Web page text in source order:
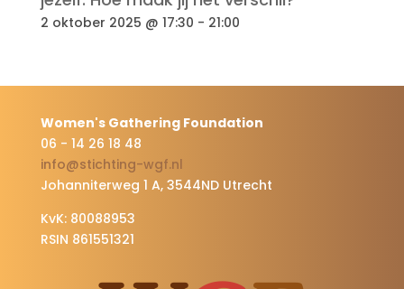
2 oktober 2025 @ 17:30 - 21:00
Women's Gathering Foundation
06 - 14 26 18 48
info@stichting-wgf.nl
Johanniterweg 1 A, 3544ND Utrecht
KvK: 80088953
RSIN 861551321